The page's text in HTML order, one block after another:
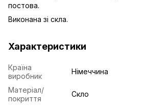
постова.
Виконана зі скла.
Характеристики
Країна
виробник
Німеччина
Матеріал/
покриття
Скло